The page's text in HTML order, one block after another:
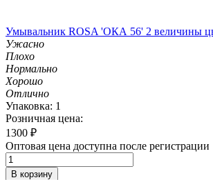
Умывальник ROSA 'ОКА 56' 2 величины
Ужасно
Плохо
Нормально
Хорошо
Отлично
Упаковка: 1
Розничная цена:
1300 ₽
Оптовая цена доступна после регистрации
В корзину